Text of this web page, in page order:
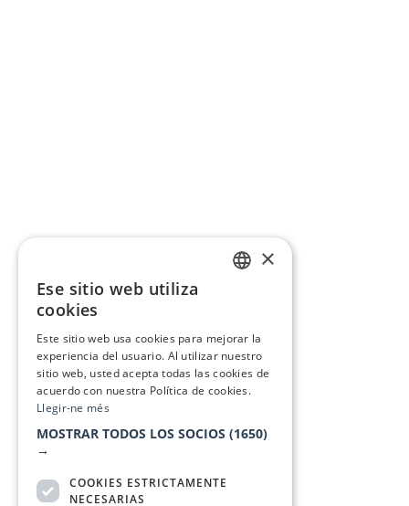
×
Ese sitio web utiliza
cookies
Este sitio web usa cookies para mejorar la
experiencia del usuario. Al utilizar nuestro
sitio web, usted acepta todas las cookies de
acuerdo con nuestra Política de cookies.
Llegir-ne més
MOSTRAR TODOS LOS SOCIOS (1650)
→
COOKIES ESTRICTAMENTE
NECESARIAS